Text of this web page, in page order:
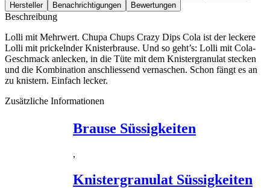
Hersteller
Benachrichtigungen Bewertungen
Beschreibung
Lolli mit Mehrwert. Chupa Chups Crazy Dips Cola ist der leckere
Lolli mit prickelnder Knisterbrause. Und so geht’s: Lolli mit Cola-
Geschmack anlecken, in die Tüte mit dem Knistergranulat stecken
und die Kombination anschliessend vernaschen. Schon fängt es an
zu knistern. Einfach lecker.
Zusätzliche Informationen
Brause Süssigkeiten
,
Knistergranulat Süssigkeiten